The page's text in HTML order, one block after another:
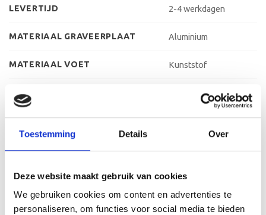
Toestemming Details Over
Deze website maakt gebruik van cookies
We gebruiken cookies om content en advertenties te
personaliseren, om functies voor social media te bieden
LEVERTIJD 2-4 werkdagen
MATERIAAL GRAVEERPLAAT Aluminium
MATERIAAL VOET Kunststof
MAX AANTAL REGELS
MAX TEKENS PER REGEL 30 leestekens
METHODE PERSONALISATIE Graveren
HOOGTE 24 cm, 27 cm, 30 cm